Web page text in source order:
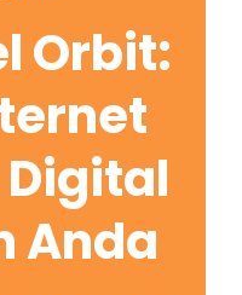
Orbit:
Digital
Anda